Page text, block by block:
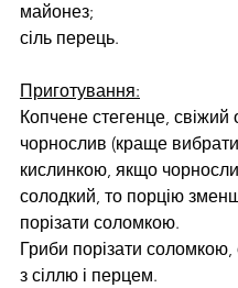
майонез;
сіль перець.
Приготування:
Копчене стегенце, свіжий
чорнослив (краще
кислинкою, якщо
солодкий, то порцію
порізати соломкою.
Гриби порізати
з сіллю і перцем.